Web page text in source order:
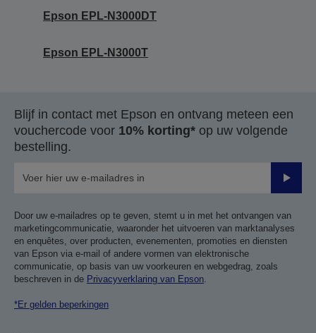
Epson EPL-N3000DT
Epson EPL-N3000T
Blijf in contact met Epson en ontvang meteen een
vouchercode voor 10% korting* op uw volgende
bestelling.
Door uw e-mailadres op te geven, stemt u in met het ontvangen van
marketingcommunicatie, waaronder het uitvoeren van marktanalyses
en enquêtes, over producten, evenementen, promoties en diensten
van Epson via e-mail of andere vormen van elektronische
communicatie, op basis van uw voorkeuren en webgedrag, zoals
beschreven in de Privacyverklaring van Epson.
*Er gelden beperkingen